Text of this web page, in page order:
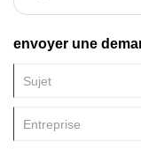
rend adaptés à des
l’impact de ces
envoyer une